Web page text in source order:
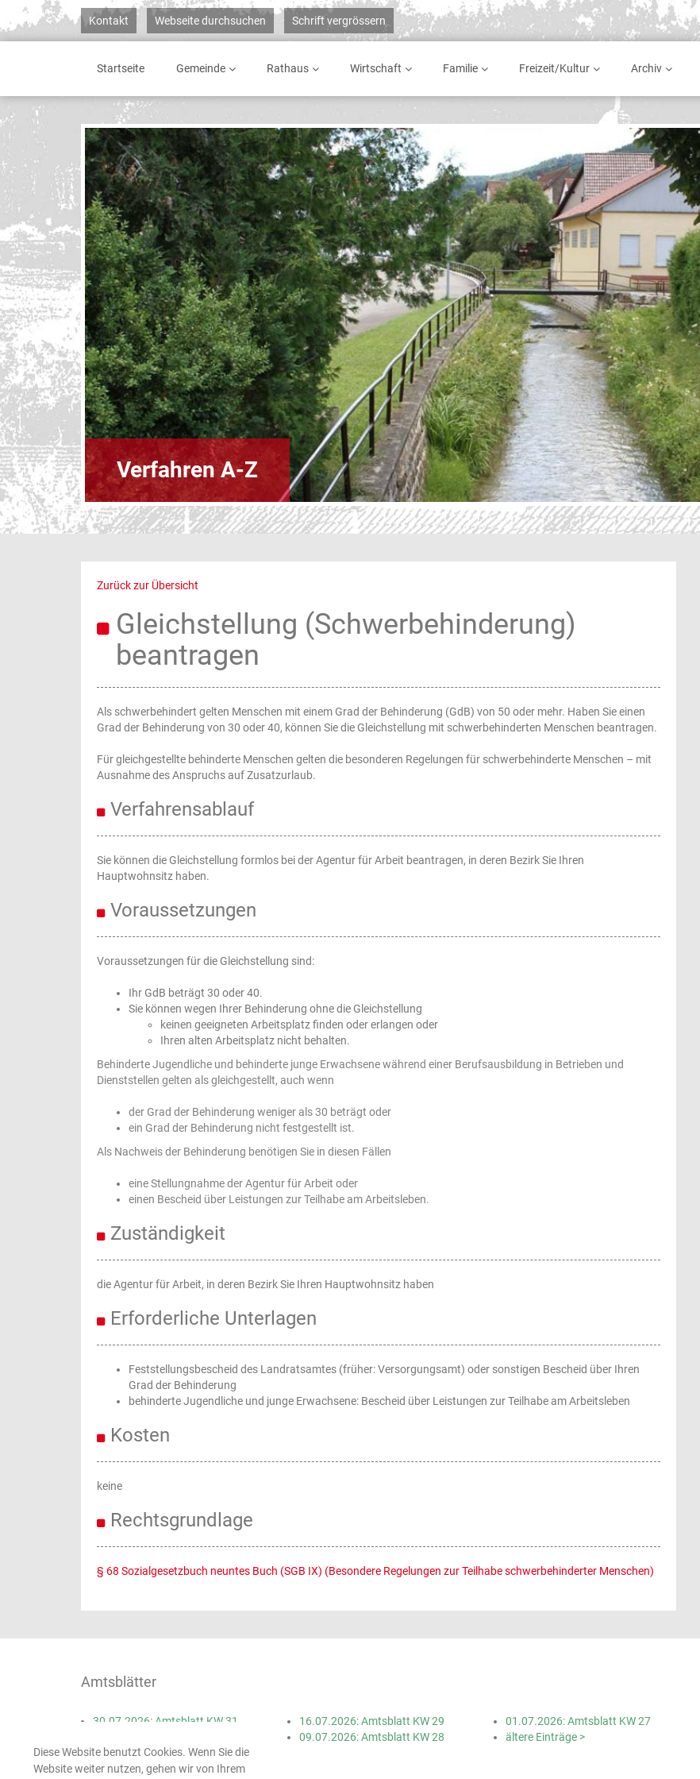
Diese Website benutzt Cookies. Wenn Sie die
Website weiter nutzen, gehen wir von Ihrem
Kontakt Webseite durchsuchen Schrift vergrössern
Startseite Gemeinde Rathaus Wirtschaft Familie Freizeit/Kultur Archiv
Verfahren A-Z
Zurück zur Übersicht
Gleichstellung (Schwerbehinderung)
beantragen
Als schwerbehindert gelten Menschen mit einem Grad der Behinderung (GdB) von 50 oder mehr. Haben Sie einen
Grad der Behinderung von 30 oder 40, können Sie die Gleichstellung mit schwerbehinderten Menschen beantragen.
Für gleichgestellte behinderte Menschen gelten die besonderen Regelungen für schwerbehinderte Menschen – mit
Ausnahme des Anspruchs auf Zusatzurlaub.
Verfahrensablauf
Sie können die Gleichstellung formlos bei der Agentur für Arbeit beantragen, in deren Bezirk Sie Ihren
Hauptwohnsitz haben.
Voraussetzungen
Voraussetzungen für die Gleichstellung sind:
Ihr GdB beträgt 30 oder 40.
Sie können wegen Ihrer Behinderung ohne die Gleichstellung
keinen geeigneten Arbeitsplatz finden oder erlangen oder
Ihren alten Arbeitsplatz nicht behalten.
Behinderte Jugendliche und behinderte junge Erwachsene während einer Berufsausbildung in Betrieben und
Dienststellen gelten als gleichgestellt, auch wenn
der Grad der Behinderung weniger als 30 beträgt oder
ein Grad der Behinderung nicht festgestellt ist.
Als Nachweis der Behinderung benötigen Sie in diesen Fällen
eine Stellungnahme der Agentur für Arbeit oder
einen Bescheid über Leistungen zur Teilhabe am Arbeitsleben.
Zuständigkeit
die Agentur für Arbeit, in deren Bezirk Sie Ihren Hauptwohnsitz haben
Erforderliche Unterlagen
Feststellungsbescheid des Landratsamtes (früher: Versorgungsamt) oder sonstigen Bescheid über Ihren
Grad der Behinderung
behinderte Jugendliche und junge Erwachsene: Bescheid über Leistungen zur Teilhabe am Arbeitsleben
Kosten
keine
Rechtsgrundlage
§ 68 Sozialgesetzbuch neuntes Buch (SGB IX) (Besondere Regelungen zur Teilhabe schwerbehinderter Menschen)
Amtsblätter
30.07.2026: Amtsblatt KW 31
16.07.2026: Amtsblatt KW 29
09.07.2026: Amtsblatt KW 28
01.07.2026: Amtsblatt KW 27
ältere Einträge >